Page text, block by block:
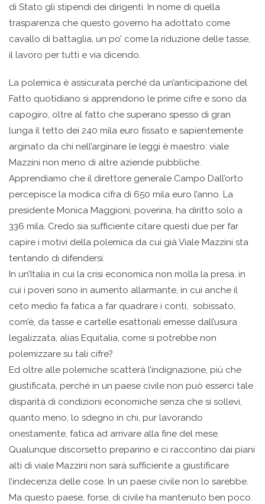
di Stato gli stipendi dei dirigenti. In nome di quella
trasparenza che questo governo ha adottato come
cavallo di battaglia, un po’ come la riduzione delle tasse,
il lavoro per tutti e via dicendo.
La polemica è assicurata perché da un’anticipazione del
Fatto quotidiano si apprendono le prime cifre e sono da
capogiro, oltre al fatto che superano spesso di gran
lunga il tetto dei 240 mila euro fissato e sapientemente
arginato da chi nell’arginare le leggi è maestro: viale
Mazzini non meno di altre aziende pubbliche.
Apprendiamo che il direttore generale Campo Dall’orto
percepisce la modica cifra di 650 mila euro l’anno. La
presidente Monica Maggioni, poverina, ha diritto solo a
336 mila. Credo sia sufficiente citare questi due per far
capire i motivi della polemica da cui già Viale Mazzini sta
tentando di difendersi.
In un’Italia in cui la crisi economica non molla la presa, in
cui i poveri sono in aumento allarmante, in cui anche il
ceto medio fa fatica a far quadrare i conti, sobissato,
com’è, da tasse e cartelle esattoriali emesse dall’usura
legalizzata, alias Equitalia, come si potrebbe non
polemizzare su tali cifre?
Ed oltre alle polemiche scatterà l’indignazione, più che
giustificata, perché in un paese civile non può esserci tale
disparità di condizioni economiche senza che si sollevi,
quanto meno, lo sdegno in chi, pur lavorando
onestamente, fatica ad arrivare alla fine del mese.
Qualunque discorsetto preparino e ci raccontino dai piani
alti di viale Mazzini non sarà sufficiente a giustificare
l’indecenza delle cose. In un paese civile non lo sarebbe.
Ma questo paese, forse, di civile ha mantenuto ben poco.